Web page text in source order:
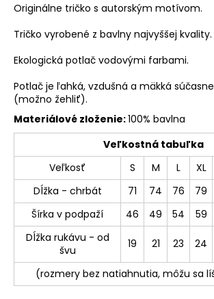
Originálne tričko s autorským motívom.
Tričko vyrobené z bavlny najvyššej kvality.
Ekologická potlač vodovými farbami.
Potlač je ľahká, vzdušná a mäkká
(možno žehliť).
Materiálové zloženie:100% bavlna
Veľkostná tabuľka
Veľkosť
S M L XL
Dĺžka - chrbát
71 74 76 79
Šírka v podpaží
46 49 54 59
Dĺžka rukávu - od
švu
19 21 23 24
(rozmery bez natiahnutia, môžu sa